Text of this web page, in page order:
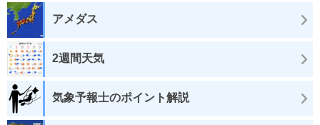
アメダス
2週間天気
気象予報士のポイント解説